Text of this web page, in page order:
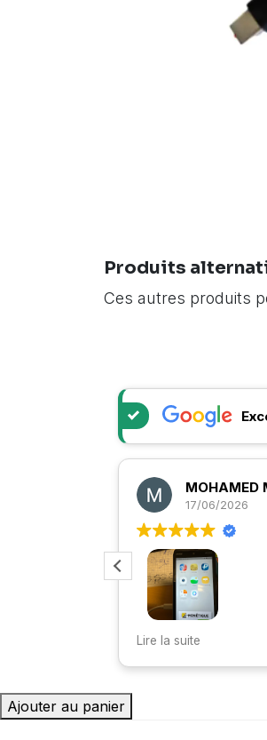
Produits
Ces autres produits
MOHAMED MOKHFI
17/06/2026
très très bien passé
Lire la suite
Ajouter au panier